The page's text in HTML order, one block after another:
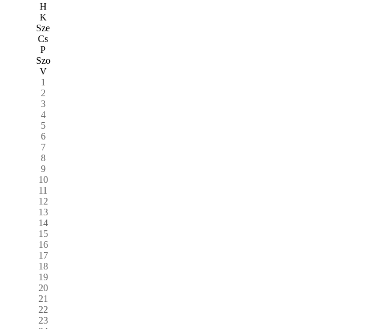
H
K
Sze
Cs
P
Szo
V
1
2
3
4
5
6
7
8
9
10
11
12
13
14
15
16
17
18
19
20
21
22
23